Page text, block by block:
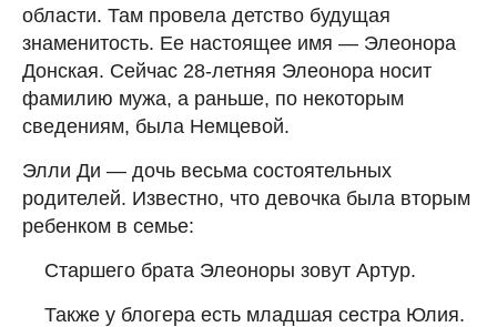
области. Там провела детство будущая
знаменитость. Ее настоящее имя — Элеонора
Донская. Сейчас 28-летняя Элеонора носит
фамилию мужа, а раньше, по некоторым
сведениям, была Немцевой.
Элли Ди — дочь весьма состоятельных
родителей. Известно, что девочка была вторым
ребенком в семье:
Старшего брата Элеоноры зовут Артур.
Также у блогера есть младшая сестра Юлия.